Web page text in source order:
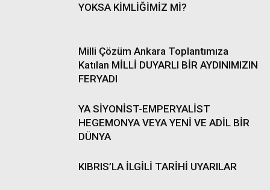
YOKSA KİMLİĞİMİZ Mİ?
Milli Çözüm Ankara Toplantımıza
Katılan MİLLİ DUYARLI BİR AYDINIMIZIN
FERYADI
YA SİYONİST-EMPERYALİST
HEGEMONYA VEYA YENİ VE ADİL BİR
DÜNYA
KIBRIS’LA İLGİLİ TARİHİ UYARILAR